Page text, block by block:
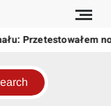
Przetestowałem